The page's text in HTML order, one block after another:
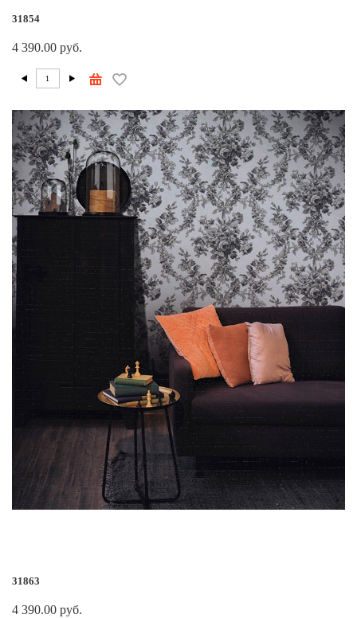
31854
4 390.00 руб.
31863
4 390.00 руб.